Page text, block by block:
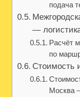
подача
—
Расчёт
по
Стоимость
Москва